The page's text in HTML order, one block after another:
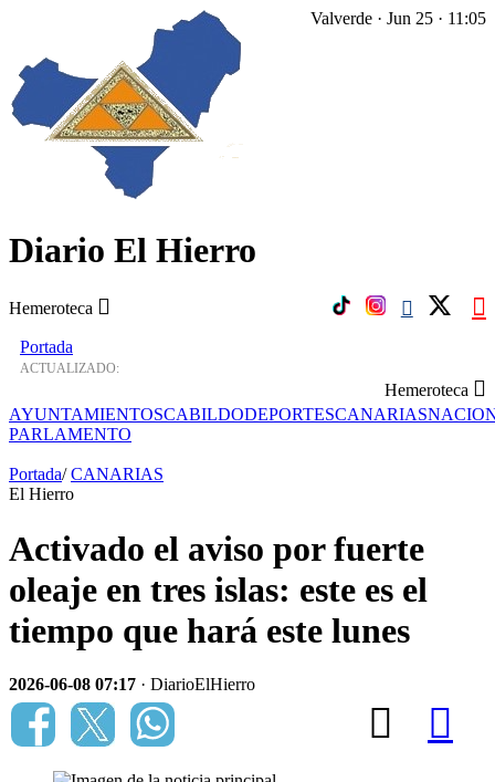
Diario El Hierro
Hemeroteca
Valverde · Jun 25 · 11:05
Portada
ACTUALIZADO:
Hemeroteca
AYUNTAMIENTOSCABILDODEPORTESCANARIAS
PARLAMENTO
Portada/ CANARIAS
El Hierro
Activado el aviso por fuerte
oleaje en tres islas: este es el
tiempo que hará este lunes
2026-06-08 07:17 · DiarioElHierro